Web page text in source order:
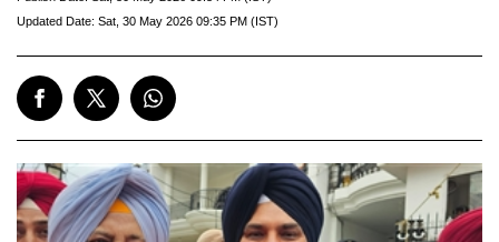
Updated Date: Sat, 30 May 2026 09:35 PM (IST)